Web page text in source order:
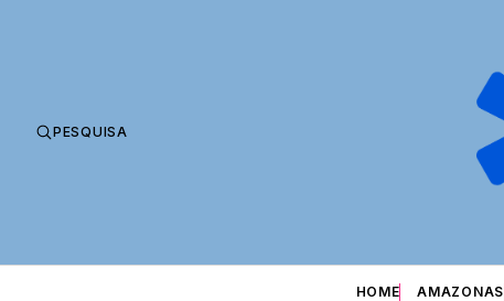
PESQUISA
HOME AMAZONAS